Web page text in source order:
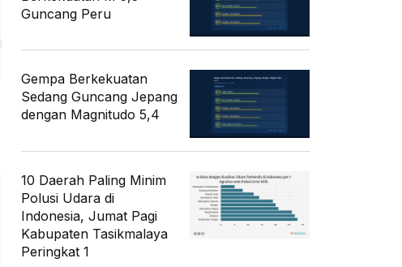
Guncang Peru
Gempa Berkekuatan
Sedang Guncang Jepang
dengan Magnitudo 5,4
10 Daerah Paling Minim
Polusi Udara di
Indonesia, Jumat Pagi
Kabupaten Tasikmalaya
Peringkat 1